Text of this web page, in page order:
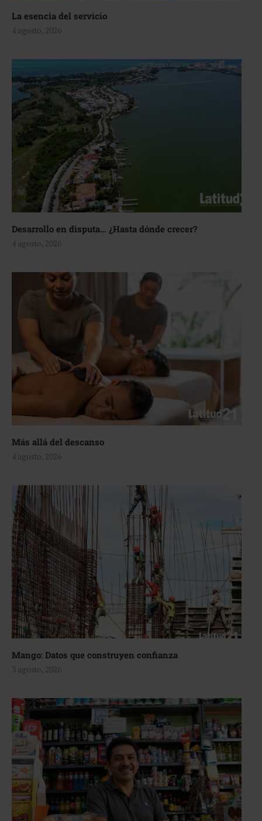
La esencia del servicio
4 agosto, 2026
Desarrollo en disputa… ¿Hasta dónde crecer?
4 agosto, 2026
Más allá del descanso
4 agosto, 2026
Mango: Datos que construyen confianza
3 agosto, 2026